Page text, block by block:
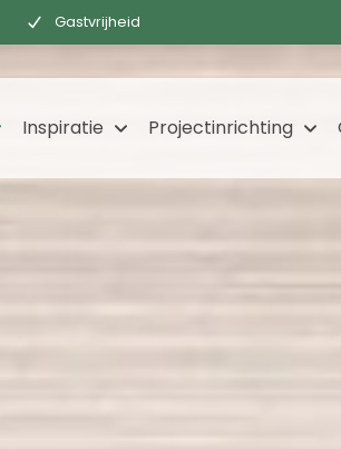
Gastvrijheid
Inspiratie Projectinrichting